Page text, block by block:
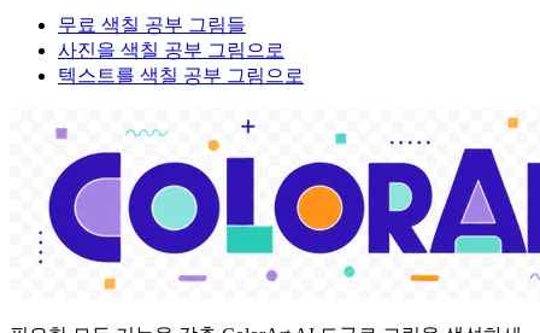
무료 색칠 공부 그림들
사진을 색칠 공부 그림으로
텍스트를 색칠 공부 그림으로